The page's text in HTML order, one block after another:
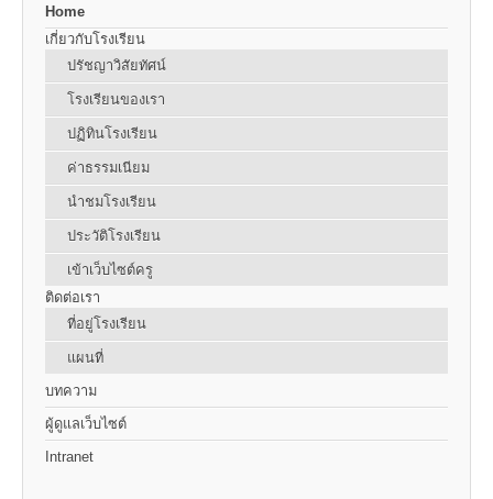
Home
เกี่ยวกับโรงเรียน
ปรัชญาวิสัยทัศน์
โรงเรียนของเรา
ปฏิทินโรงเรียน
ค่าธรรมเนียม
นำชมโรงเรียน
ประวัติโรงเรียน
เข้าเว็บไซต์ครู
ติดต่อเรา
ที่อยู่โรงเรียน
แผนที่
บทความ
ผู้ดูแลเว็บไซต์
Intranet